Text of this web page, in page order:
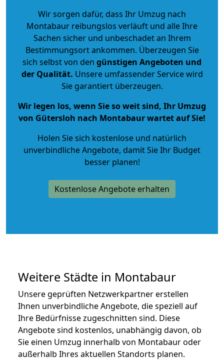
Wir sorgen dafür, dass Ihr Umzug nach
Montabaur reibungslos verläuft und alle Ihre
Sachen sicher und unbeschadet an Ihrem
Bestimmungsort ankommen. Überzeugen Sie
sich selbst von den günstigen Angeboten und
der Qualität. Unsere umfassender Service wird
Sie garantiert überzeugen.
Wir legen los, wenn Sie so weit sind, Ihr Umzug
von Gütersloh nach Montabaur wartet auf Sie!
Holen Sie sich kostenlose und natürlich
unverbindliche Angebote, damit Sie Ihr Budget
besser planen!
Kostenlose Angebote erhalten
Weitere Städte in Montabaur
Unsere geprüften Netzwerkpartner erstellen
Ihnen unverbindliche Angebote, die speziell auf
Ihre Bedürfnisse zugeschnitten sind. Diese
Angebote sind kostenlos, unabhängig davon, ob
Sie einen Umzug innerhalb von Montabaur oder
außerhalb Ihres aktuellen Standorts planen.